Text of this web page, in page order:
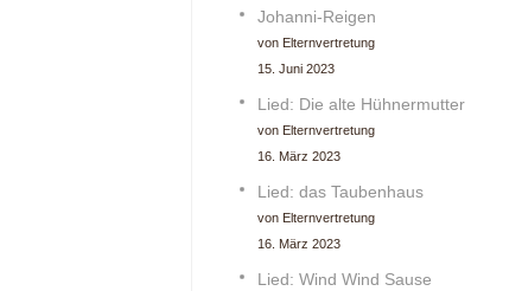
Johanni-Reigen
von Elternvertretung
15. Juni 2023
Lied: Die alte Hühnermutter
von Elternvertretung
16. März 2023
Lied: das Taubenhaus
von Elternvertretung
16. März 2023
Lied: Wind Wind Sause